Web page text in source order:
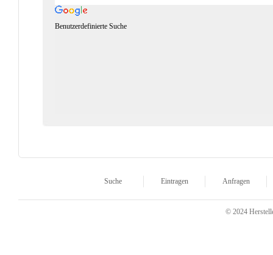
Benutzerdefinierte Suche
Suche Eintragen Anfragen
© 2024